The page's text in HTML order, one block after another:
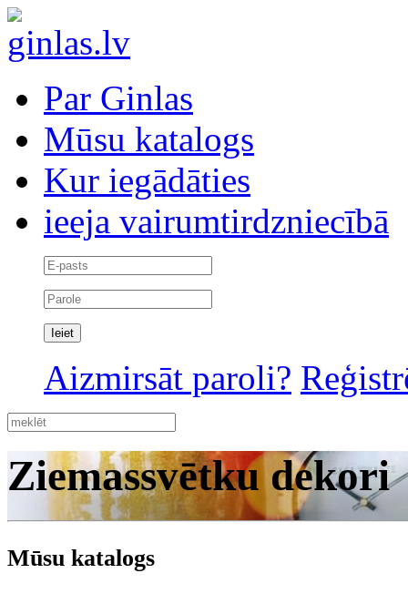
Par Ginlas
Mūsu katalogs
Kur iegādāties
ieeja vairumtirdzniecībā
Aizmirsāt paroli?
Ziemassvētku dekori
Mūsu katalogs